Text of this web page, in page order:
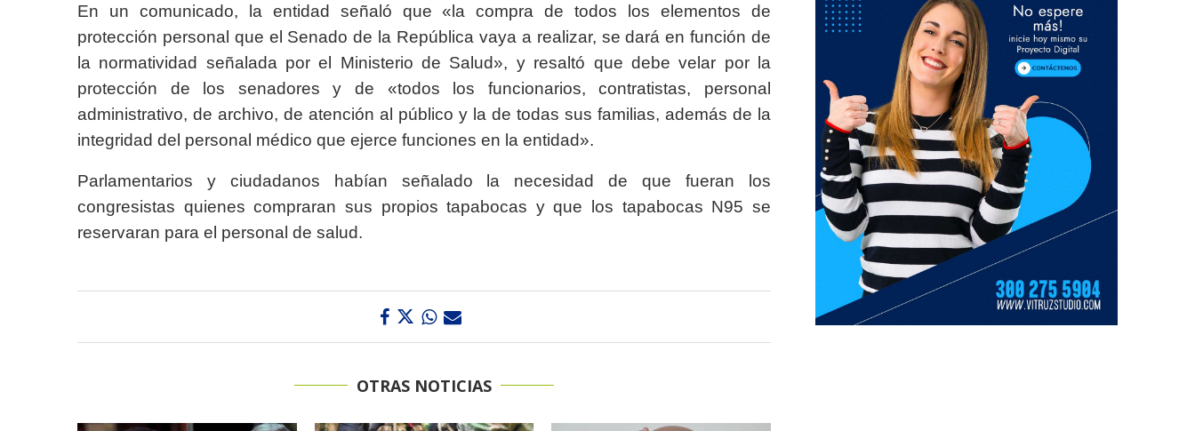
En un comunicado, la entidad señaló que «la compra de todos los elementos de
protección personal que el Senado de la República vaya a realizar, se dará en función de
la normatividad señalada por el Ministerio de Salud», y resaltó que debe velar por la
protección de los senadores y de «todos los funcionarios, contratistas, personal
administrativo, de archivo, de atención al público y la de todas sus familias, además de la
integridad del personal médico que ejerce funciones en la entidad».
Parlamentarios y ciudadanos habían señalado la necesidad de que fueran los
congresistas quienes compraran sus propios tapabocas y que los tapabocas N95 se
reservaran para el personal de salud.
OTRAS NOTICIAS